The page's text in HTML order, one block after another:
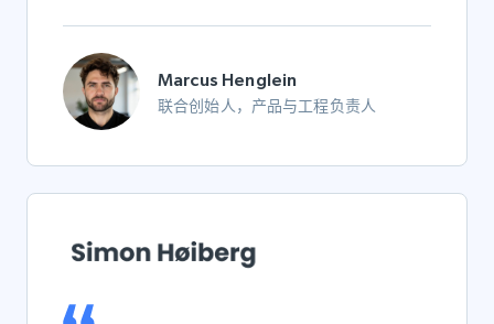
Marcus Henglein
联合创始人，产品与工程负责人